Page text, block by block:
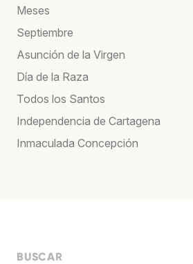
Meses
Septiembre
Asunción de la Virgen
Día de la Raza
Todos los Santos
Independencia de Cartagena
Inmaculada Concepción
BUSCAR